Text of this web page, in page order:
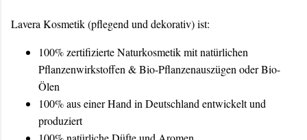
Lavera Kosmetik (pflegend und dekorativ) ist:
100% zertifizierte Naturkosmetik mit natürlichen
Pflanzenwirkstoffen & Bio-Pflanzenauszügen oder Bio-
Ölen
100% aus einer Hand in Deutschland entwickelt und
produziert